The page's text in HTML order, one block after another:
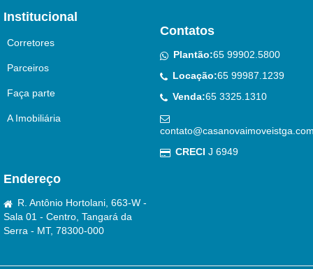
Institucional
Corretores
Parceiros
Faça parte
A Imobiliária
Contatos
Plantão:65 99902.5800
Locação:65 99987.1239
Venda:65 3325.1310
CRECI J 6949
Endereço
R. Antônio Hortolani, 663-W -
Sala 01 - Centro, Tangará da
Serra - MT, 78300-000